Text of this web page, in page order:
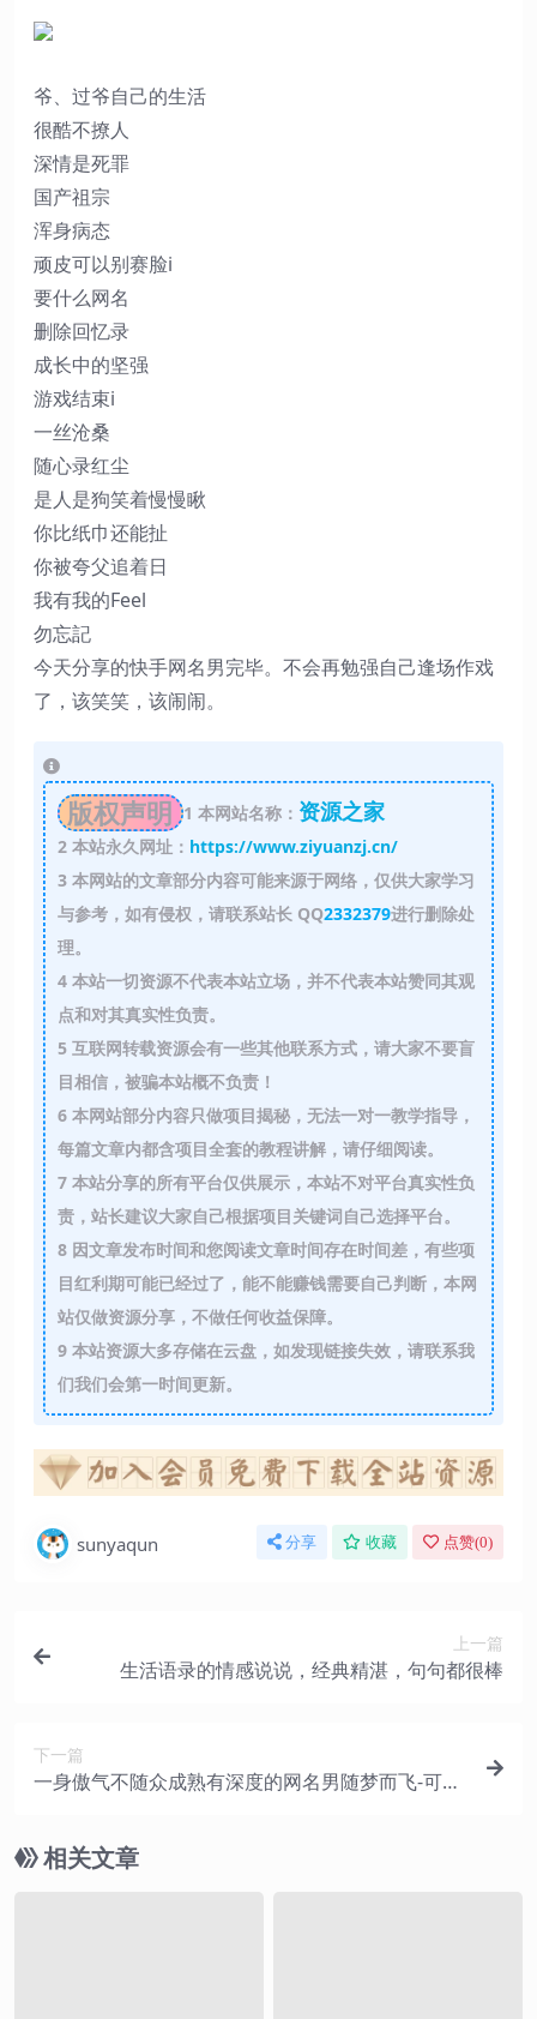
爷、过爷自己的生活
很酷不撩人
深情是死罪
国产祖宗
浑身病态
顽皮可以别赛脸i
要什么网名
删除回忆录
成长中的坚强
游戏结束i
一丝沧桑
随心录红尘
是人是狗笑着慢慢瞅
你比纸巾还能扯
你被夸父追着日
我有我的Feel
勿忘記
今天分享的快手网名男完毕。不会再勉强自己逢场作戏
了，该笑笑，该闹闹。
版权声明 1 本网站名称： 资源之家
2本站永久网址： https://www.ziyuanzj.cn/
3本网站的文章部分内容可能来源于网络，仅供大家学习
与参考，如有侵权，请联系站长 QQ2332379进行删除处
理。
4本站一切资源不代表本站立场，并不代表本站赞同其观
点和对其真实性负责。
5互联网转载资源会有一些其他联系方式，请大家不要盲
目相信，被骗本站概不负责！
6本网站部分内容只做项目揭秘，无法一对一教学指导，
每篇文章内都含项目全套的教程讲解，请仔细阅读。
7本站分享的所有平台仅供展示，本站不对平台真实性负
责，站长建议大家自己根据项目关键词自己选择平台。
8因文章发布时间和您阅读文章时间存在时间差，有些项
目红利期可能已经过了，能不能赚钱需要自己判断，本网
站仅做资源分享，不做任何收益保障。
9本站资源大多存储在云盘，如发现链接失效，请联系我
们我们会第一时间更新。
sunyaqun 分享 收藏 点赞(0)
上一篇
生活语录的情感说说，经典精湛，句句都很棒
下一篇
一身傲气不随众成熟有深度的网名男随梦而飞-可爱
相关文章